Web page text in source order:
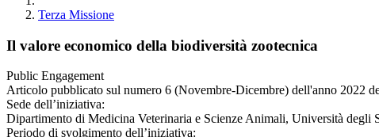
Terza Missione
Il valore economico della biodiversità zootecnica
Public Engagement
Articolo pubblicato sul numero 6 (Novembre-Dicembre) dell'anno 2022
Sede dell’iniziativa:
Dipartimento di Medicina Veterinaria e Scienze Animali, Università
Periodo di svolgimento dell’iniziativa: